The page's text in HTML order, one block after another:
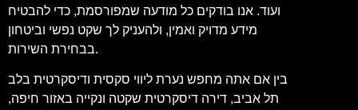
ועוד. אנו בודקים כל מודעה שמפורסמת, כדי להבטיח
מידע מדויק ואמין, ולהעניק לך שקט נפשי וביטחון
בבחירת השירות.
בין אם אתה מחפש נערת ליווי סקסית ודיסקרטית בלב
תל אביב, דירה דיסקרטית שקטה ונקייה באזור חיפה,